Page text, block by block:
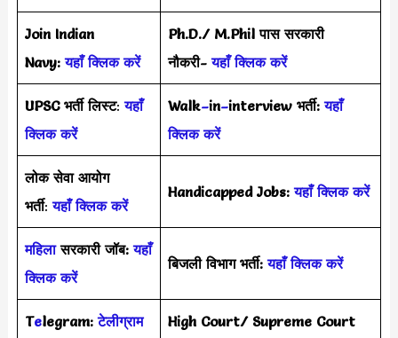
Join Indian
Navy:यहाँ क्लिक करें
Ph.D./ M.Phil पास सरकारी
नौकरी- यहाँ क्लिक करें
UPSC भर्ती लिस्ट:यहाँ
क्लिक करें
Walk–in–interview भर्ती:यहाँ
क्लिक करें
लोक सेवा आयोग
भर्ती:यहाँ क्लिक करें
Handicapped Jobs:यहाँ क्लिक करें
महिलासरकारी जॉब: यहाँ
क्लिक करें
बिजली विभाग भर्ती:यहाँ क्लिक करें
Telegram: टेलीग्राम
High Court/ Supreme Court